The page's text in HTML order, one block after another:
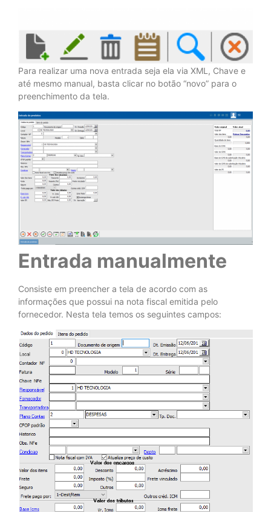
Para realizar uma nova entrada seja ela via XML, Chave e
até mesmo manual, basta clicar no botão “novo” para o
preenchimento da tela.
Entrada manualmente
Consiste em preencher a tela de acordo com as
informações que possui na nota fiscal emitida pelo
fornecedor. Nesta tela temos os seguintes campos: